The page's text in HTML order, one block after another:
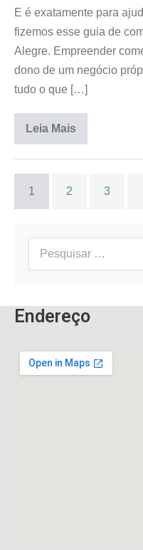
E é exatamente para
fizemos esse guia de
Alegre. Empreender
dono de um negócio
tudo o que […]
Leia Mais
1 2 3
Endereço